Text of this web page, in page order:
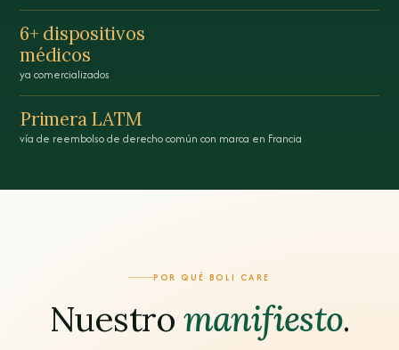
6+ dispositivos
médicos
ya comercializados
Primera LATM
vía de reembolso de derecho común con marca en Francia
POR QUÉ BOLI CARE
Nuestro manifiesto.